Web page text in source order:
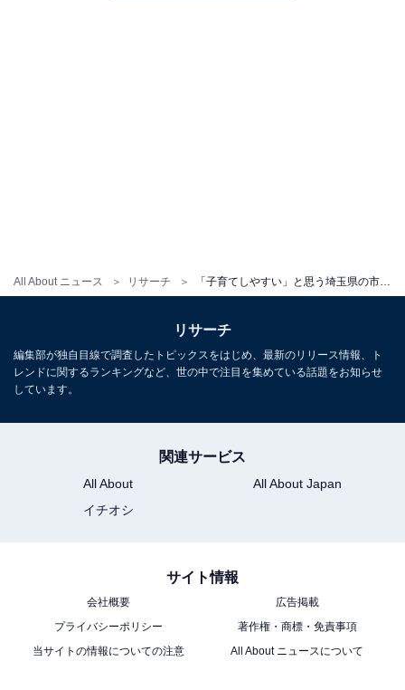
All About ニュース リサーチ
リサーチ
編集部が独自目線で調査したトピックスをはじめ、最新のリリース情報、ト
レンドに関するランキングなど、世の中で注目を集めている話題をお知らせ
しています。
関連サービス
All About
All About Japan
イチオシ
サイト情報
会社概要
広告掲載
プライバシーポリシー
著作権・商標・免責事項
当サイトの情報についての注意
All About ニュースについて